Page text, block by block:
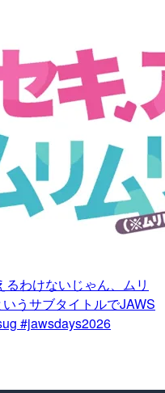
るわけないじゃん、ムリ
うサブタイトルでJAWS
#jawsdays2026